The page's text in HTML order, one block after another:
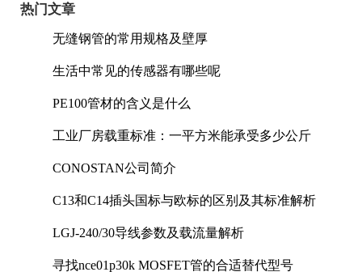
热门文章
无缝钢管的常用规格及壁厚
生活中常见的传感器有哪些呢
PE100管材的含义是什么
工业厂房载重标准：一平方米能承受多少公斤
CONOSTAN公司简介
C13和C14插头国标与欧标的区别及其标准解析
LGJ-240/30导线参数及载流量解析
寻找nce01p30k MOSFET管的合适替代型号